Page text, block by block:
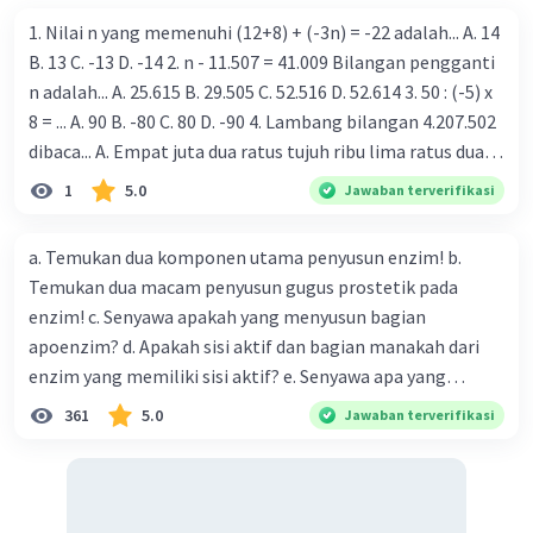
C. huruf V
Beri Rating·0.0(0) Balas
Iklan
1. Nilai n yang memenuhi (12+8) + (-3n) = -22 adalah... A. 14
B. 13 C. -13 D. -14 2. n - 11.507 = 41.009 Bilangan pengganti
n adalah... A. 25.615 B. 29.505 C. 52.516 D. 52.614 3. 50 : (-5) x
8 = ... A. 90 B. -80 C. 80 D. -90 4. Lambang bilangan 4.207.502
dibaca... A. Empat juta dua ratus tujuh ribu lima ratus dua B.
Empat juta dua ratus tujuh lima puluh ratus dua puluh C.
Empat juta dua puluh tujuh lima ribu ratus dua puluh D.
(-245) = A. -450 B. -535 C. -525 D. -18 6. 400 - 218 + 354 = A.
354 B. -172 C. 182 D. 536 7. Bilangan pangkat dua disebut
juga bilangan kuadrat. Berapakah hasil dari 37 pangkat 2?
A. 2219 B. 1369 C. 1399 D. 2209 8. Aku adalah sebuah
bilangan. Jika aku dikuadratkan aku menjadi 625. Bilangan
berapakah aku? A. 28 B. 20 C. 25 D. 80 9. Lambang bilangan
1 5.0 Jawaban terverifikasi
a. Temukan dua komponen utama penyusun enzim! b.
Temukan dua macam penyusun gugus prostetik pada
enzim! c. Senyawa apakah yang menyusun bagian
apoenzim? d. Apakah sisi aktif dan bagian manakah dari
enzim yang memiliki sisi aktif? e. Senyawa apa yang
menyusun gugus prostetik yang disebut dengan koenzim?
f. Senyawa apa yang menyusun gugus prostetik yang
361 5.0 Jawaban terverifikasi